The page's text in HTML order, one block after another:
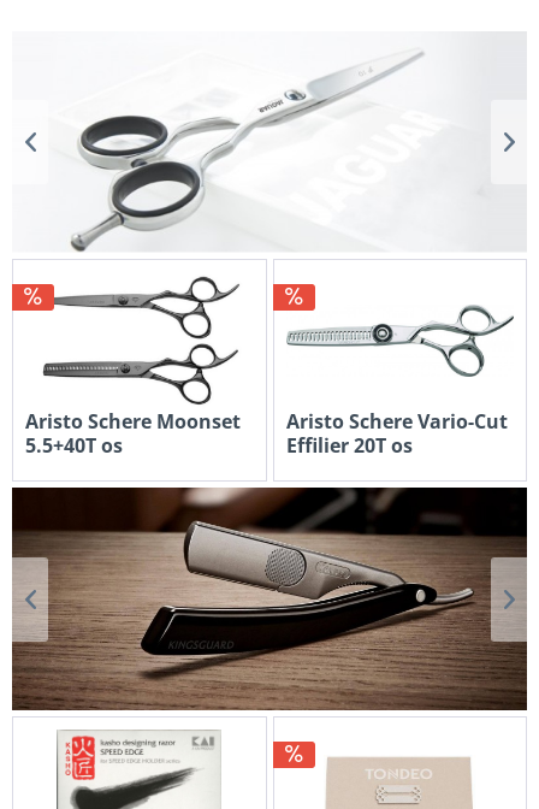
Aristo Schere Moonset
5.5+40T os
€ 238,80 *
Aristo Schere Vario-Cut
Effilier 20T os
€ 325,44 * € 406,80 *